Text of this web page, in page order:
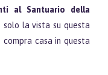
al Santuario della
solo la vista su questa
casa in questa